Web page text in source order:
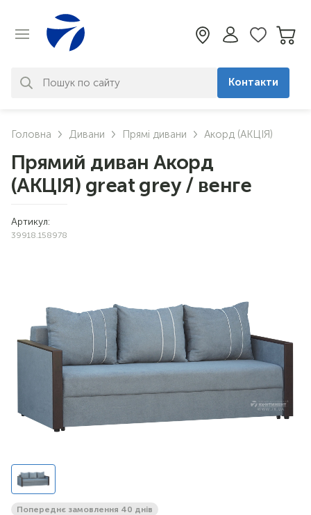
знайдено. Уточніть свій запит
Контакти
Головна Дивани Прямі дивани Акорд (АКЦІЯ)
Прямий диван Акорд
(АКЦІЯ) great grey / венге
Артикул:
39918.158978
Попереднє замовлення 40 днів